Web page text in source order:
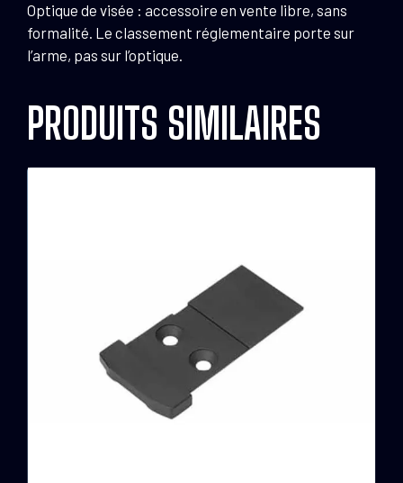
Optique de visée : accessoire en vente libre, sans
formalité. Le classement réglementaire porte sur
l’arme, pas sur l’optique.
PRODUITS SIMILAIRES